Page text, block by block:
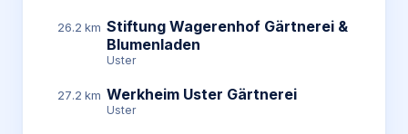
26.2 km Stiftung Wagerenhof Gärtnerei &
Blumenladen
Uster
27.2 km Werkheim Uster Gärtnerei
Uster